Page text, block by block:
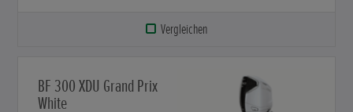
Vergleichen
BF 300 XDU Grand Prix
White